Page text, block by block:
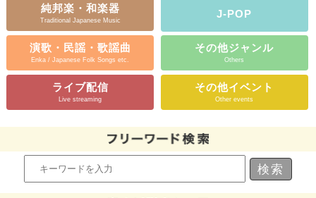
純邦楽・和楽器
Traditional Japanese Music
J-POP
演歌・民謡・歌謡曲
Enka / Japanese Folk Songs etc.
その他ジャンル
Others
ライブ配信
Live streaming
その他イベント
Other events